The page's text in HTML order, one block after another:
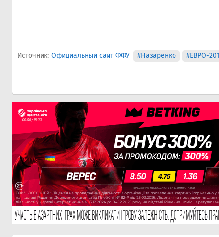
Источник: Официальный сайт ФФУ #Назаренко #ЕВРО-